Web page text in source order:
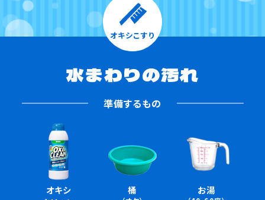
オキシこすり
水まわりの汚れ
準備するもの
オキシ
桶 お湯